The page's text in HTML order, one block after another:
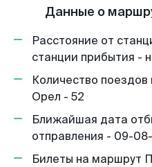
Данные о
Расстояние от
станции прибытия -
Количество
Орел - 52
Ближайшая дата
отправления - 09-
Билеты на маршрут